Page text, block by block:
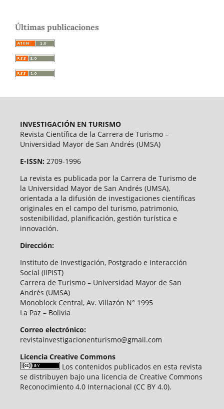
Últimas publicaciones
INVESTIGACIÓN EN TURISMO
Revista Científica de la Carrera de Turismo –
Universidad Mayor de San Andrés (UMSA)
E-ISSN: 2709-1996
La revista es publicada por la Carrera de Turismo de
la Universidad Mayor de San Andrés (UMSA),
orientada a la difusión de investigaciones científicas
originales en el campo del turismo, patrimonio,
sostenibilidad, planificación, gestión turística e
innovación.
Dirección:
Instituto de Investigación, Postgrado e Interacción
Social (IIPIST)
Carrera de Turismo – Universidad Mayor de San
Andrés (UMSA)
Monoblock Central, Av. Villazón N° 1995
La Paz – Bolivia
Correo electrónico:
revistainvestigacionenturismo@gmail.com
Licencia Creative Commons
Los contenidos publicados en esta revista
se distribuyen bajo una licencia de Creative Commons
Reconocimiento 4.0 Internacional (CC BY 4.0).